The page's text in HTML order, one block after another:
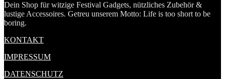
Dein Shop für witzige Festival Gadgets, nützliches Zubehör &
lustige Accessoires. Getreu unserem Motto: Life is too short to be
boring.
KONTAKT
IMPRESSUM
DATENSCHUTZ